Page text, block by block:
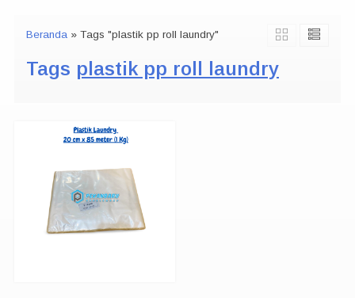
Beranda » Tags "plastik pp roll laundry"
Tags plastik pp roll laundry